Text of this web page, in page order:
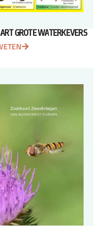
GROTE WATERKEVERS